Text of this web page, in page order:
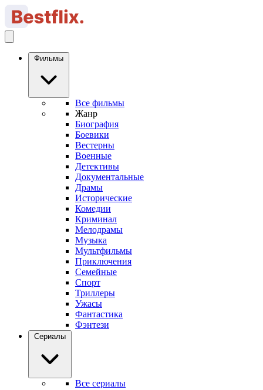
Фильмы
Все фильмы
Жанр
Биография
Боевики
Вестерны
Военные
Детективы
Документальные
Драмы
Исторические
Комедии
Криминал
Мелодрамы
Музыка
Мультфильмы
Приключения
Семейные
Спорт
Триллеры
Ужасы
Фантастика
Фэнтези
Сериалы
Все сериалы